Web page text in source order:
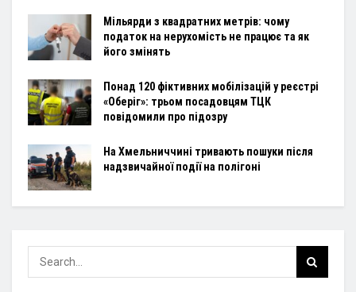
Мільярди з квадратних метрів: чому
податок на нерухомість не працює та як
його змінять
Понад 120 фіктивних мобілізацій у реєстрі
«Оберіг»: трьом посадовцям ТЦК
повідомили про підозру
На Хмельниччині тривають пошуки після
надзвичайної події на полігоні